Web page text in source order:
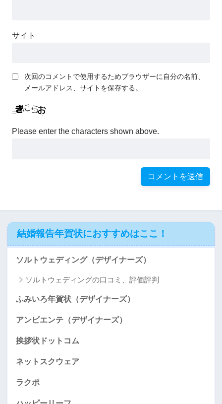
サイト
次回のコメントで使用するためブラウザーに自分の名前、
メールアドレス、サイトを保存する。
Please enter the characters shown above.
結婚報告年賀状におすすめはここ！
ソルトウェディング（デザイナーズ）
ソルトウェディングの口コミ、評価評判
ふみいろ年賀状（デザイナーズ）
アンビエンテ（デザイナーズ）
挨拶状ドットコム
ネットスクウェア
ラクポ